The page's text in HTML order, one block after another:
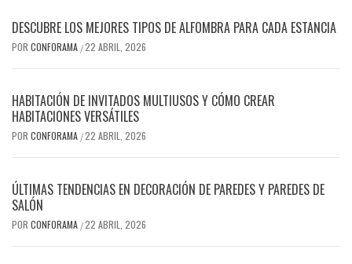
DESCUBRE LOS MEJORES TIPOS DE ALFOMBRA PARA CADA ESTANCIA
POR CONFORAMA /22 ABRIL, 2026
HABITACIÓN DE INVITADOS MULTIUSOS Y CÓMO CREAR
HABITACIONES VERSÁTILES
POR CONFORAMA /22 ABRIL, 2026
ÚLTIMAS TENDENCIAS EN DECORACIÓN DE PAREDES Y PAREDES DE
SALÓN
POR CONFORAMA /22 ABRIL, 2026